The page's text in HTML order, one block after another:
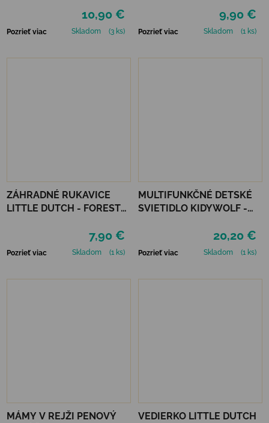
10,90 €
Pozrieť viac Skladom (3 ks)
9,90 €
Pozrieť viac Skladom (1 ks)
ZÁHRADNÉ RUKAVICE
LITTLE DUTCH - FOREST
7,90 €
Pozrieť viac Skladom (1 ks)
MULTIFUNKČNÉ DETSKÉ
SVIETIDLO KIDYWOLF -
20,20 €
Pozrieť viac Skladom (1 ks)
MÁMY V REJŽI PENOVÝ
VEDIERKO LITTLE DUTCH